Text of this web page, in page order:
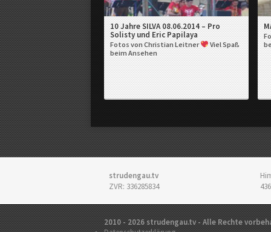
10 Jahre SILVA 08.06.2014 – Pro
Solisty und Eric Papilaya
Fotos von Christian Leitner
Viel Spaß
beim Ansehen
strudengau.tv
ZVR: 336285834
2010 - 2026 strudengau.tv - Alle Rechte